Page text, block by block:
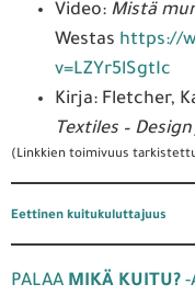
Video: Mistä
Westas https://
v=LZYr5lSgtIc
Kirja: Fletcher,
Textiles –
(Linkkien toimivuus
Eettinen kuitukuluttajuus
PALAA MIKÄ KUITU? -